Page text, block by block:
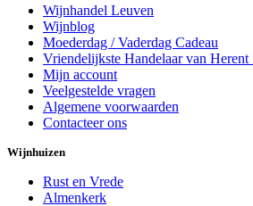
Wijnhandel Leuven
Wijnblog
Moederdag / Vaderdag Cadeau
Vriendelijkste Handelaar van Herent
Mijn account
Veelgestelde vragen
Algemene voorwaarden
Contacteer ons
Wijnhuizen
Rust en Vrede
Almenkerk